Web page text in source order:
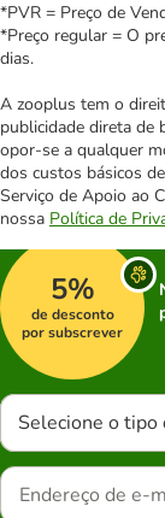
*PVR = Preço de
*Preço regular = O
dias.
A zooplus tem o
publicidade direta de
opor-se a qualquer
dos custos básicos
Serviço de Apoio ao
nossa Política de
5%
de desconto
por subscrever
Selecione o tipo